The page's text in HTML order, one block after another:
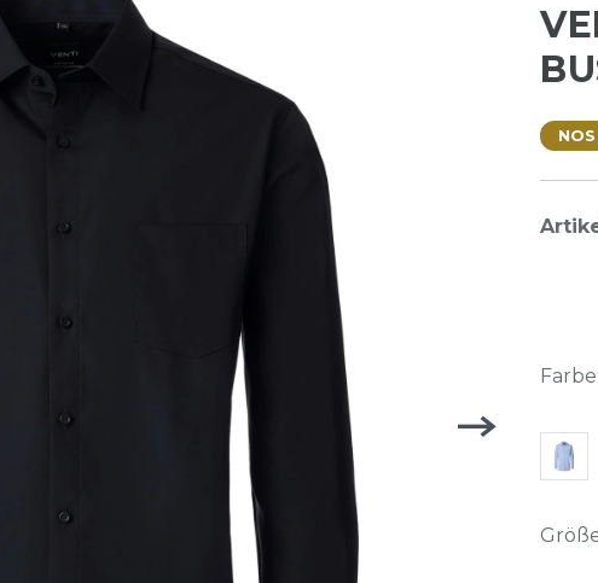
NOS
Farbe: